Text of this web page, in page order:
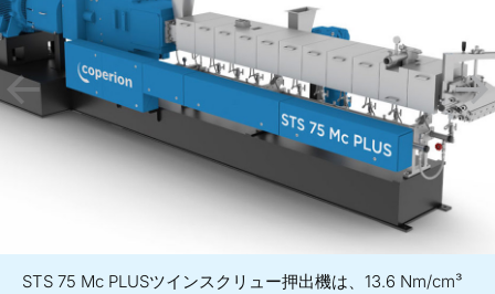
STS 75 Mc PLUSツインスクリュー押出機は、13.6 Nm/cm³